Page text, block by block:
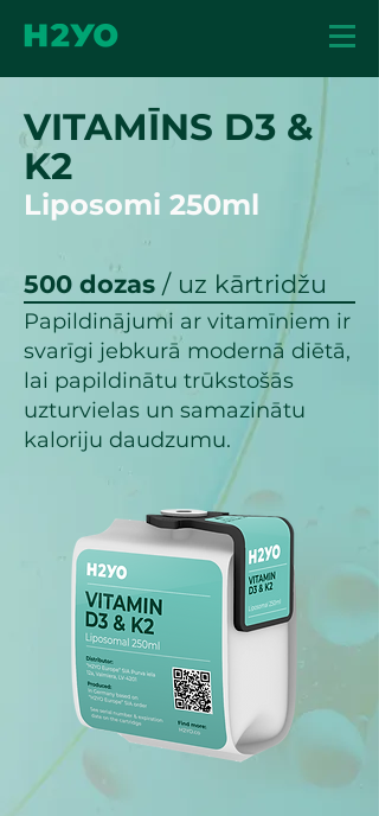
VITAMĪNS D3 &
K2
Liposomi 250ml
500 dozas / uz kārtridžu
Papildinājumi ar vitamīniem ir
svarīgi jebkurā modernā diētā,
lai papildinātu trūkstošās
uzturvielas un samazinātu
kaloriju daudzumu.